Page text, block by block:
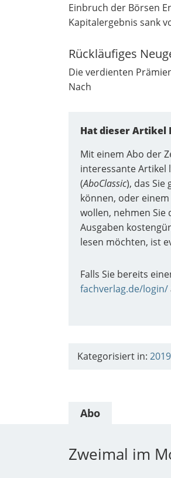
Einbruch der Börsen
Kapitalergebnis sank
Rückläufiges
Die verdienten
Nach
Hat dieser Artikel
Mit einem Abo der
interessante Artikel
(AboClassic), das Sie
können, oder
wollen, nehmen Sie
Ausgaben
lesen möchten, ist
Falls Sie bereits
fachverlag.de/login/
Kategorisiert in:
Abo
Zweimal im